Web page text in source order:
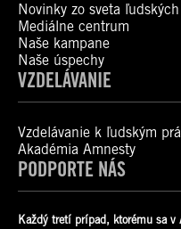
Novinky zo sveta
Mediálne centrum
Naše kampane
Naše úspechy
VZDELÁVANIE
Vzdelávanie k ľudským
Akadémia Amnesty
PODPORTE NÁS
Každý tretí prípad, ktorému sa